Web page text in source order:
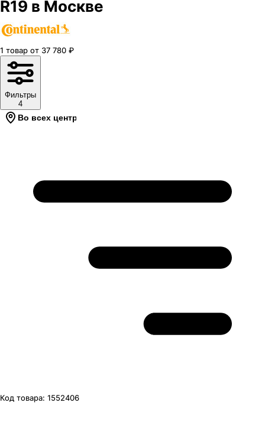
R19 в Москве
1 товар от 37 780 ₽
Фильтры
4
Во всех центрах
Код товара: 1552406